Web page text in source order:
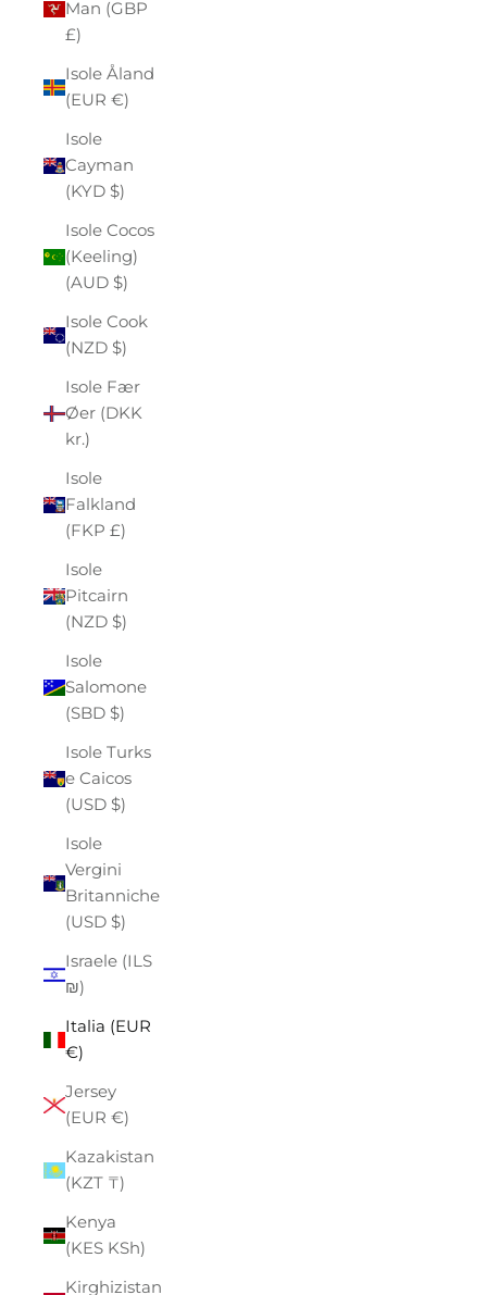
Man (GBP
£)
Isole Åland
(EUR €)
Isole
Cayman
(KYD $)
Isole Cocos
(Keeling)
(AUD $)
Isole Cook
(NZD $)
Isole Fær
Øer (DKK
kr.)
Isole
Falkland
(FKP £)
Isole
Pitcairn
(NZD $)
Isole
Salomone
(SBD $)
Isole Turks
e Caicos
(USD $)
Isole
Vergini
Britanniche
(USD $)
Israele (ILS
₪)
Italia (EUR
€)
Jersey
(EUR €)
Kazakistan
(KZT ₸)
Kenya
(KES KSh)
Kirghizistan